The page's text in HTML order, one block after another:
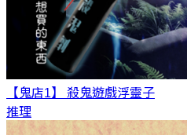
【鬼店1】 殺鬼遊戲浮靈子
推理